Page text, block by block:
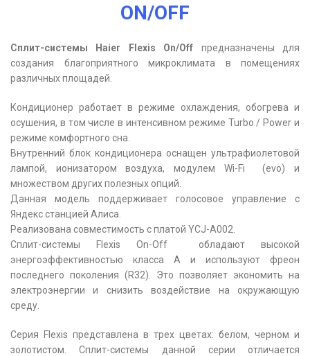
ON/OFF
Сплит-системы Haier Flexis On/Off предназначены для
создания благоприятного микроклимата в помещениях
различных площадей.
Кондиционер работает в режиме охлаждения, обогрева и
осушения, в том числе в интенсивном режиме Turbo / Power и
режиме комфортного сна.
Внутренний блок кондиционера оснащен ультрафиолетовой
лампой, ионизатором воздуха, модулем Wi-Fi (evo) и
множеством других полезных опций.
Данная модель поддерживает голосовое управление с
Яндекс станцией Алиса.
Реализована совместимость с платой YCJ-A002.
Сплит-системы Flexis On-Off обладают высокой
энергоэффективностью класса A и используют фреон
последнего поколения (R32). Это позволяет экономить на
электроэнергии и снизить воздействие на окружающую
среду.
Серия Flexis представлена в трех цветах: белом, черном и
золотистом. Сплит-системы данной серии отличается